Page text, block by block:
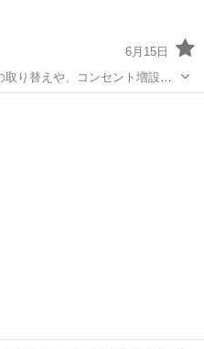
6月15日
り替えや、コンセント増設な
い。 お見積もりもできます！